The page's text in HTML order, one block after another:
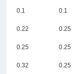
0.1 0.1
0.22 0.25
0.25 0.25
0.32 0.25